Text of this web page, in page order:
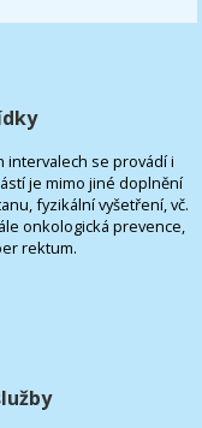
intervalech se provádí i
je mimo jiné doplnění
fyzikální vyšetření, vč.
onkologická prevence,
rektum.